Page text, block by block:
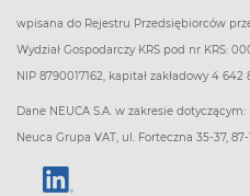
wpisana do Rejestru Przedsiębiorców
Wydział Gospodarczy KRS pod nr KRS:
NIP 8790017162, kapitał zakładowy 4 642
Dane NEUCA S.A. w zakresie
Neuca Grupa VAT, ul. Forteczna 35-37,